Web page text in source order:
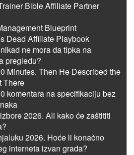
Bible Affiliate Partner
Blueprint
Dead Affiliate Playbook
ne mora da tipka na
pregledu?
Minutes. Then He Described the
There
komentara na specifikaciju bez
2026. Ali kako će zaštititi
2026. Hoće li konačno
interneta izvan grada?